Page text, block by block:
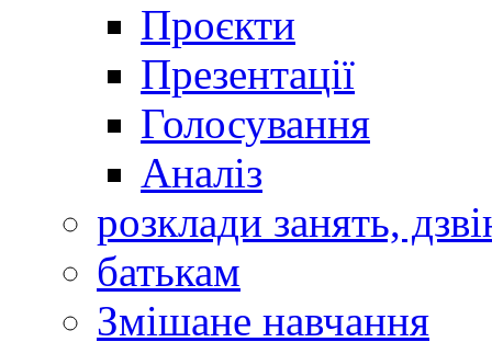
Проєкти
Презентації
Голосування
Аналіз
розклади занять,
батькам
Змішане навчання